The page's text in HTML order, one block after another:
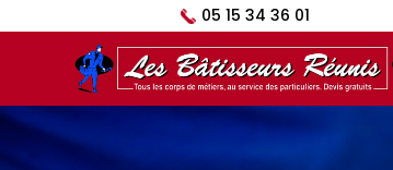
05 15 34 36 01